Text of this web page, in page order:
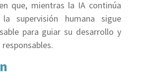
que, mientras la IA continúa
la supervisión humana sigue
para guiar su desarrollo y